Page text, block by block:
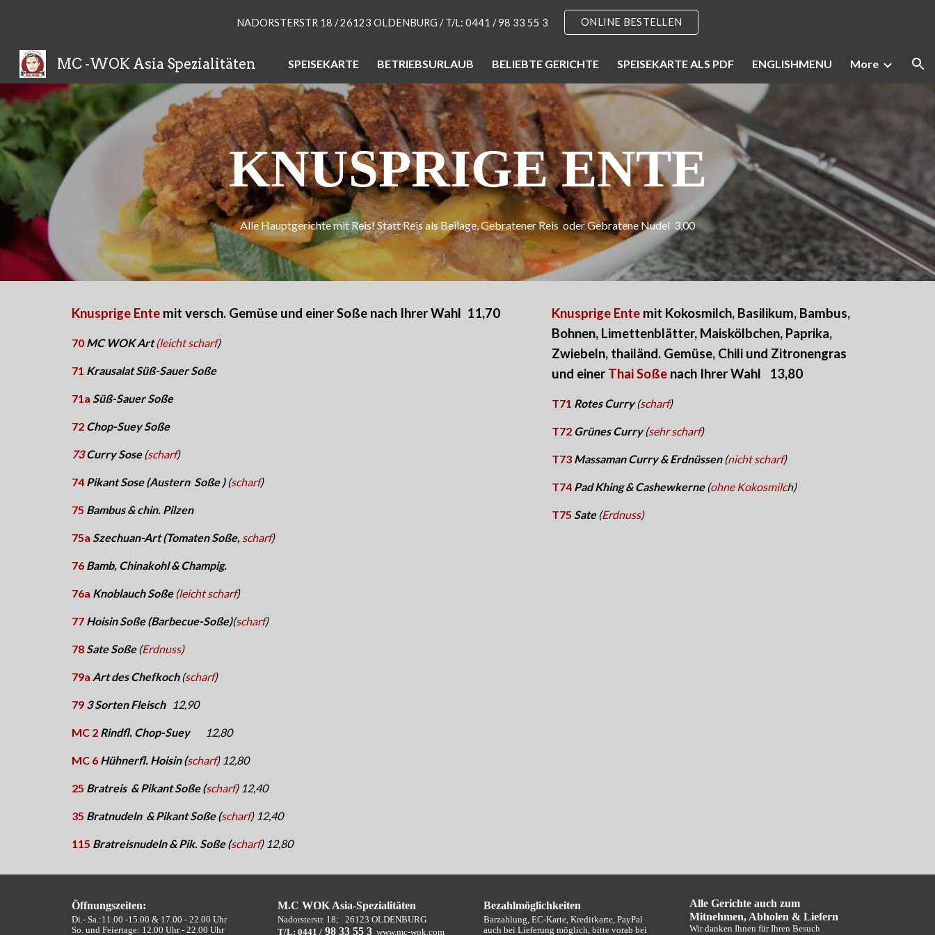
Skip to main content Skip to navigation
NADORSTERSTR 18 / 26123 OLDENBURG / T/L: 0441 / 98 33 55 3 ONLINE BESTELLEN
MC -WOK Asia Spezialitäten SPEISEKARTE BETRIEBSURLAUB BELIEBTE GERICHTE SPEISEKARTE ALS PDF ENGLISHMENU More
KNUSPRIGE ENTE
Alle Hauptgerichte mit Reis! Statt Reis als Beilage, Gebratener Reis oder Gebratene Nudel 3,00
KnusprigeEnte mit versch. Gemüse und einer Soße nach Ihrer Wahl 11,70
70MC WOK Art(leicht scharf)
71 Krausalat Süß-Sauer Soße
71a Süß-Sauer Soße
72Chop-Suey Soße
73Curry Sose (scharf)
74Pikant Sose (Austern Soße ) (scharf)
75 Bambus & chin. Pilzen
75a Szechuan-Art (Tomaten Soße, scharf)
76Bamb, Chinakohl & Champig.
76a Knoblauch Soße (leicht scharf)
77Hoisin Soße (Barbecue-Soße)(scharf)
78Sate Soße (Erdnuss)
79a Art des Chefkoch (scharf)
79 3 Sorten Fleisch 12,90
MC 2Rindfl. Chop-Suey 12,80
MC 6Hühnerfl. Hoisin (scharf) 12,80
25 Bratreis & Pikant Soße(scharf) 12,40
35 Bratnudeln & Pikant Soße (scharf) 12,40
115 Bratreisnudeln & Pik.Soße (scharf) 12,80
Knusprige Ente mit Kokosmilch, Basilikum, Bambus,
Bohnen, Limettenblätter, Maiskölbchen, Paprika,
Zwiebeln, thailänd. Gemüse, Chili und Zitronengras
und einer Thai Soße nach Ihrer Wahl 13,80
T71 Rotes Curry(scharf)
T72 Grünes Curry (sehr scharf)
T73 Massaman Curry & Erdnüssen (nicht scharf)
T74 Pad Khing & Cashewkerne (ohne Kokosmilch)
T75 Sate (Erdnuss)
Öffnungszeiten:
Di.- Sa.:11.00 -15.00 & 17.00 - 22.00 Uhr
So. und Feiertage: 12.00 Uhr - 22.00 Uhr
M.C WOK Asia-Spezialitäten
Nadorsterstr. 18;
26123 OLDENBURG
T/L: 0441 / 98 33 55 3 www.mc-wok.com
Bezahlmöglichkeiten
Barzahlung, EC-Karte, Kreditkarte, PayPal
auch bei Lieferung möglich, bitte vorab bei
Alle Gerichte auch zum
Mitnehmen, Abholen & Liefern
Wir danken Ihnen für Ihren Besuch